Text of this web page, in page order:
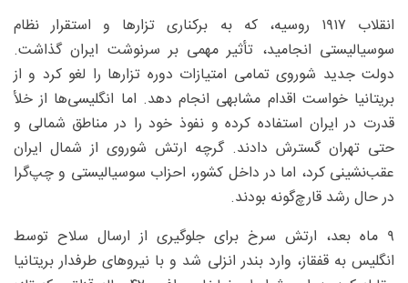
انقلاب ۱۹۱۷ روسیه، که به برکناری تزارها و استقرار نظام
سوسیالیستی انجامید، تأثیر مهمی بر سرنوشت ایران گذاشت.
دولت جدید شوروی تمامی امتیازات دوره تزارها را لغو کرد و از
بریتانیا خواست اقدام مشابهی انجام دهد. اما انگلیسی‌ها از خلأ
قدرت در ایران استفاده کرده و نفوذ خود را در مناطق شمالی و
حتی تهران گسترش دادند. گرچه ارتش شوروی از شمال ایران
عقب‌نشینی کرد، اما در داخل کشور، احزاب سوسیالیستی و چپ‌گرا
در حال رشد قارچ‌گونه بودند.
۹ ماه بعد، ارتش سرخ برای جلوگیری از ارسال سلاح توسط
انگلیس به قفقاز، وارد بندر انزلی شد و با نیروهای طرفدار بریتانیا